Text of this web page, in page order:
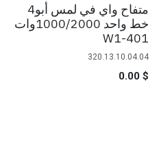
متفاح واي في لمس أبو4
خط واحد 1000/2000وات
W1-401
320.13.10.04.04
$
0.00